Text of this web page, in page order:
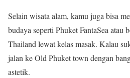
Selain wisata alam, kamu juga bisa
budaya seperti Phuket FantaSea atau
Thailand lewat kelas masak. Kalau
jalan ke Old Phuket town dengan
astetik.